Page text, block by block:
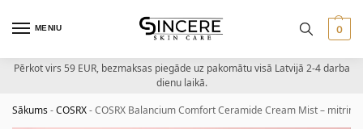
MENIU 0
Pērkot virs 59 EUR, bezmaksas piegāde uz pakomātu visā Latvijā 2-4 darba
dienu laikā.
Sākums-COSRX-COSRX Balancium Comfort Ceramide Cream Mist –